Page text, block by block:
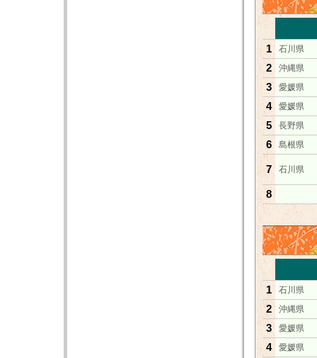
1 石川県
2 沖縄県
3 愛媛県
4 愛媛県
5 長野県
6 島根県
7 石川県
8
1 石川県
2 沖縄県
3 愛媛県
4 愛媛県